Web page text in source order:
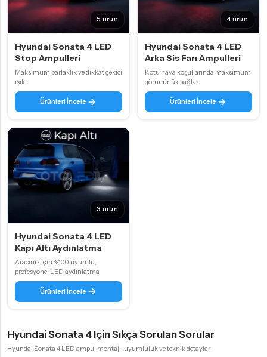
5 ürün
Hyundai Sonata 4 LED
Stop Ampulleri
Maksimum parlaklık ve dikkat çekici
ışık.
Ürünleri İncele
4 ürün
Hyundai Sonata 4 LED
Arka Sis Farı Ampulleri
Kötü hava koşullarında maksimum
görünürlük sağlar.
Ürünleri İncele
3 ürün
Hyundai Sonata 4 LED
Kapı Altı Aydınlatma
Aracınız için %100 uyumlu,
profesyonel LED aydınlatma
Ürünleri İncele
Hyundai Sonata 4 Için Sıkça Sorulan Sorular
Hyundai Sonata 4 LED ampul montajı, uyumluluk ve teknik detaylar